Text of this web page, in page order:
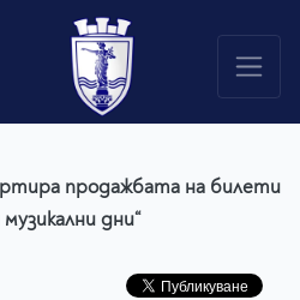
продажбата на билети
дни“